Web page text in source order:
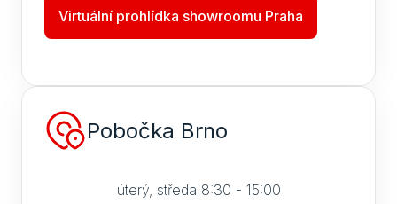
Virtuální prohlídka showroomu Praha
Pobočka Brno
úterý, středa 8:30 - 15:00